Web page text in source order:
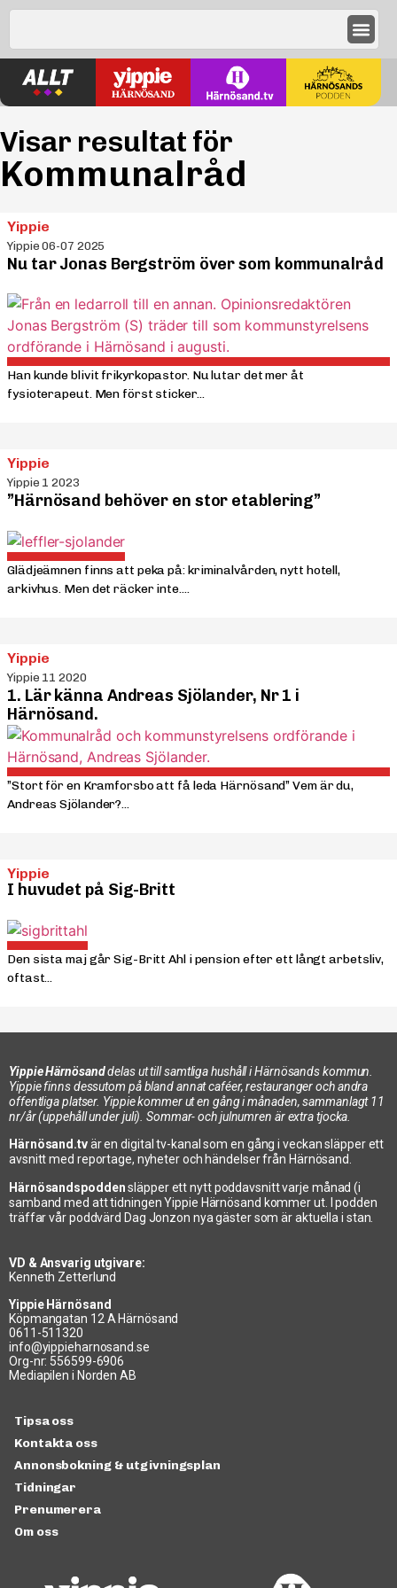
Visar resultat för
Kommunalråd
Yippie
Yippie 06-07 2025
Nu tar Jonas Bergström över som kommunalråd
Han kunde blivit frikyrkopastor. Nu lutar det mer åt
fysioterapeut. Men först sticker...
Yippie
Yippie 1 2023
”Härnösand behöver en stor etablering”
Glädjeämnen finns att peka på: kriminalvården, nytt hotell,
arkivhus. Men det räcker inte....
Yippie
Yippie 11 2020
1. Lär känna Andreas Sjölander, Nr 1 i
Härnösand.
”Stort för en Kramforsbo att få leda Härnösand” Vem är du,
Andreas Sjölander?...
Yippie
I huvudet på Sig-Britt
Den sista maj går Sig-Britt Ahl i pension efter ett långt arbetsliv,
oftast...
Yippie Härnösanddelas ut till samtliga hushåll i Härnösands kommun.
Yippie finns dessutom på bland annat caféer, restauranger och andra
offentliga platser. Yippie kommer ut en gång i månaden, sammanlagt 11
nr/år (uppehåll under juli). Sommar- och julnumren är extra tjocka.
Härnösand.tvär en digital tv-kanal som en gång i veckan släpper ett
avsnitt med reportage, nyheter och händelser från Härnösand.
Härnösandspoddensläpper ett nytt poddavsnitt varje månad (i
samband med att tidningen Yippie Härnösand kommer ut. I podden
träffar vår poddvärd Dag Jonzon nya gäster som är aktuella i stan.
VD & Ansvarig utgivare:
Kenneth Zetterlund
Yippie Härnösand
Köpmangatan 12 A Härnösand
0611-511320
info@yippieharnosand.se
Org-nr: 556599-6906
Mediapilen i Norden AB
Tipsa oss
Kontakta oss
Annonsbokning & utgivningsplan
Tidningar
Prenumerera
Om oss